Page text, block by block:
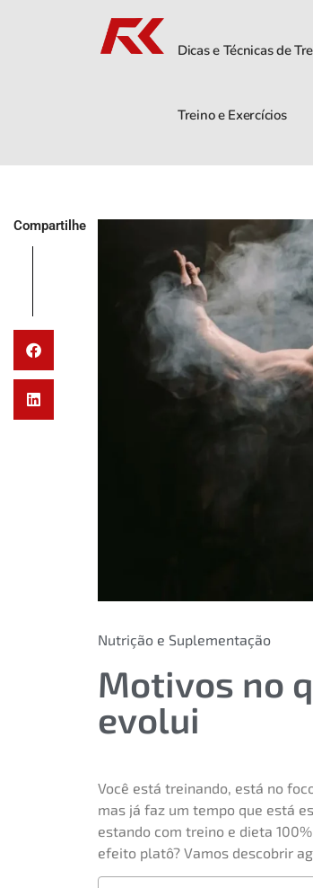
Dicas e Técnicas de
Treino e Exercícios
Compartilhe
Nutrição e Suplementação
Motivos no
evolui
Você está treinando, está no
mas já faz um tempo que está
estando com treino e dieta
efeito platô? Vamos descobrir